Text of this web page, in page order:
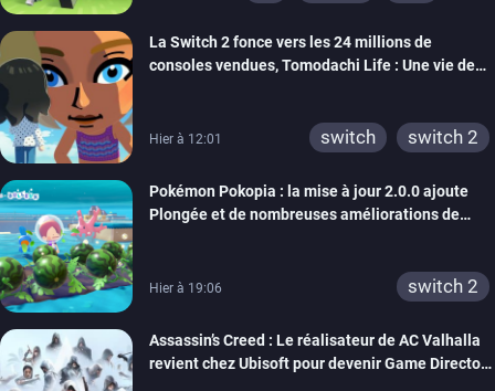
wiiu
3ds
ps3
xbox 360
switch 2
La Switch 2 fonce vers les 24 millions de
consoles vendues, Tomodachi Life : Une vie de
Hier à 12:01 switch switch 2
Pokémon Pokopia : la mise à jour 2.0.0 ajoute
Plongée et de nombreuses améliorations de
Hier à 19:06 switch 2
Assassin’s Creed : Le réalisateur de AC Valhalla
revient chez Ubisoft pour devenir Game Director